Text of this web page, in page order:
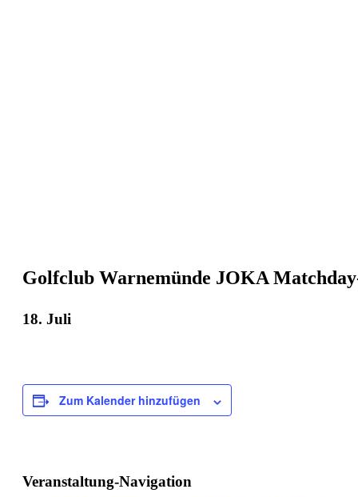
Golfclub Warnemünde JOKA
18. Juli
Zum Kalender hinzufügen
Veranstaltung-Navigation